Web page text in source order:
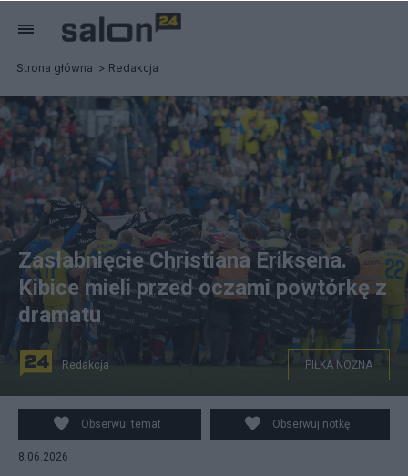
Strona główna Redakcja
Zasłabnięcie Christiana Eriksena.
Kibice mieli przed oczami powtórkę z
dramatu
Redakcja PIŁKA NOŻNA
Obserwuj temat Obserwuj notkę
8.06.2026